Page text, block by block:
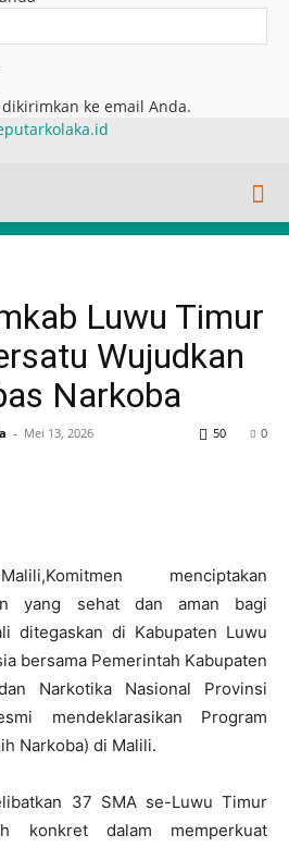
ke email Anda.
Luwu Timur
Wujudkan
Narkoba
- Mei 13, 2026 0
50
Malili,Komitmen menciptakan
yang sehat dan aman bagi
ditegaskan di Kabupaten Luwu
bersama Pemerintah Kabupaten
Narkotika Nasional Provinsi
mendeklarasikan Program
Narkoba) di Malili.
37 SMA se-Luwu Timur
konkret dalam memperkuat